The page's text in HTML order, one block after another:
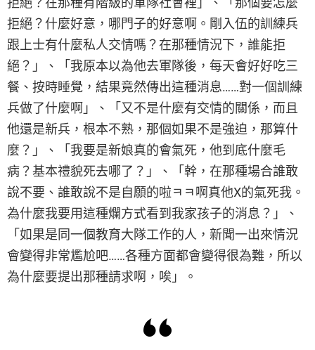
拒絕？什麼好意，哪門子的好意啊。剛入伍的訓練兵
跟上士有什麼私人交情嗎？在那種情況下，誰能拒
絕？」、「我原本以為他去軍隊後，每天會好好吃三
餐、按時睡覺，結果竟然傳出這種消息……對一個訓練
兵做了什麼啊」、「又不是什麼有交情的關係，而且
他還是新兵，根本不熟，那個如果不是強迫，那算什
麼？」、「我要是新娘真的會氣死，他到底什麼毛
病？基本禮貌死去哪了？」、「幹，在那種場合誰敢
說不要、誰敢說不是自願的啦ㅋㅋ啊真他X的氣死我。
為什麼我要用這種爛方式看到我家孩子的消息？」、
「如果是同一個教育大隊工作的人，新聞一出來情況
會變得非常尷尬吧……各種方面都會變得很為難，所以
為什麼要提出那種請求啊，唉」。